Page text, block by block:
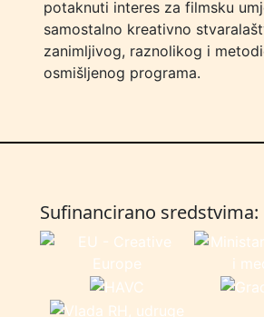
potaknuti interes za filmsku
samostalno kreativno
zanimljivog, raznolikog i
osmišljenog programa.
Sufinancirano sredstvima: